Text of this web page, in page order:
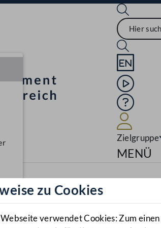
Sprache
Mediathek
Hilfe
Zielgruppe
MENÜ
zu Cookies
verwendet Cookies: Zum